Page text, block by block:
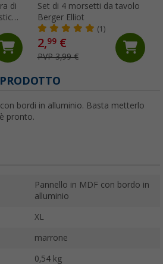
di
Set di 4 morsetti da tavolo
Berger Elliot
(1)
2,99€
PVP 3,99 €
bordi in alluminio. Basta metterlo
pronto.
Pannello in MDF con bordo in
alluminio
XL
marrone
0,54 kg